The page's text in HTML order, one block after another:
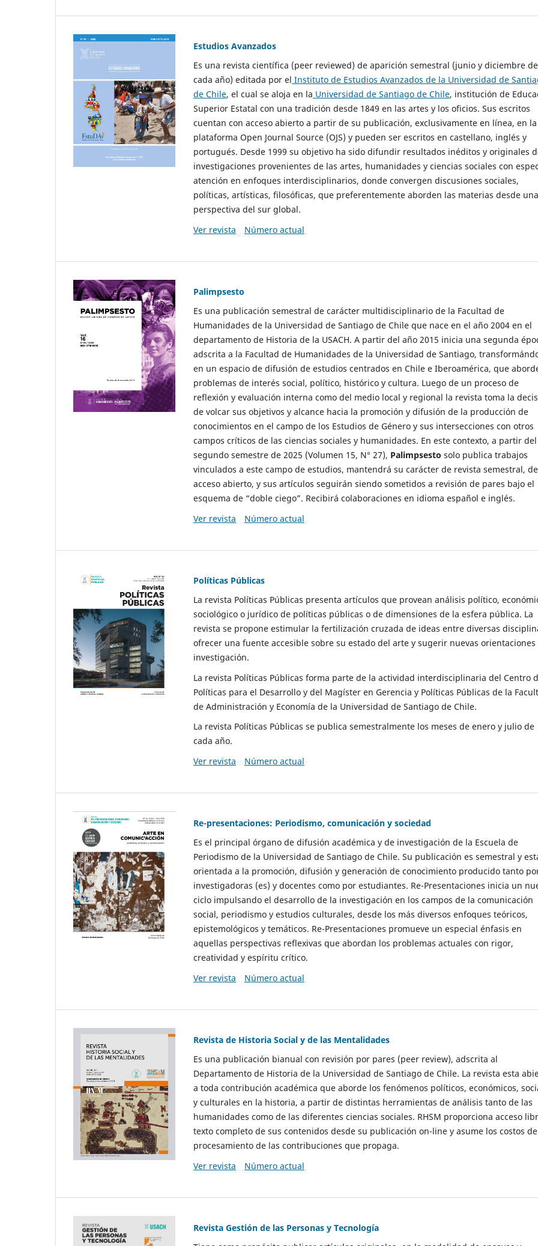
Estudios Avanzados
Es una revista científica (peer reviewed) de aparición semestral (junio y diciembre de
cada año) editada por el Instituto de Estudios Avanzados de la Universidad de
de Chile, el cual se aloja en la Universidad de Santiago de Chile, institución de
Superior Estatal con una tradición desde 1849 en las artes y los oficios. Sus escritos
cuentan con acceso abierto a partir de su publicación, exclusivamente en línea, en la
plataforma Open Journal Source (OJS) y pueden ser escritos en castellano, inglés y
portugués. Desde 1999 su objetivo ha sido difundir resultados inéditos y originales
investigaciones provenientes de las artes, humanidades y ciencias sociales con
atención en enfoques interdisciplinarios, donde convergen discusiones sociales,
políticas, artísticas, filosóficas, que preferentemente aborden las materias desde una
perspectiva del sur global.
Ver revista
Número actual
Palimpsesto
Es una publicación semestral de carácter multidisciplinario de la Facultad de
Humanidades de la Universidad de Santiago de Chile que nace en el año 2004 en el
departamento de Historia de la USACH. A partir del año 2015 inicia una segunda
adscrita a la Facultad de Humanidades de la Universidad de Santiago,
en un espacio de difusión de estudios centrados en Chile e Iberoamérica, que
problemas de interés social, político, histórico y cultura. Luego de un proceso de
reflexión y evaluación interna como del medio local y regional la revista toma la
de volcar sus objetivos y alcance hacia la promoción y difusión de la producción de
conocimientos en el campo de los Estudios de Género y sus intersecciones con otros
campos críticos de las ciencias sociales y humanidades. En este contexto, a partir del
segundo semestre de 2025 (Volumen 15, N° 27), Palimpsesto solo publica trabajos
vinculados a este campo de estudios, mantendrá su carácter de revista semestral, de
acceso abierto, y sus artículos seguirán siendo sometidos a revisión de pares bajo el
esquema de “doble ciego”. Recibirá colaboraciones en idioma español e inglés.
Ver revista
Número actual
Políticas Públicas
La revista Políticas Públicas presenta artículos que provean análisis político,
sociológico o jurídico de políticas públicas o de dimensiones de la esfera pública. La
revista se propone estimular la fertilización cruzada de ideas entre diversas
ofrecer una fuente accesible sobre su estado del arte y sugerir nuevas orientaciones
investigación.
La revista Políticas Públicas forma parte de la actividad interdisciplinaria del Centro
Políticas para el Desarrollo y del Magíster en Gerencia y Políticas Públicas de la
de Administración y Economía de la Universidad de Santiago de Chile.
La revista Políticas Públicas se publica semestralmente los meses de enero y julio de
cada año.
Ver revista
Número actual
Re-presentaciones: Periodismo, comunicación y sociedad
Es el principal órgano de difusión académica y de investigación de la Escuela de
Periodismo de la Universidad de Santiago de Chile. Su publicación es semestral y
orientada a la promoción, difusión y generación de conocimiento producido tanto
investigadoras (es) y docentes como por estudiantes. Re-Presentaciones inicia un
ciclo impulsando el desarrollo de la investigación en los campos de la comunicación
social, periodismo y estudios culturales, desde los más diversos enfoques teóricos,
epistemológicos y temáticos. Re-Presentaciones promueve un especial énfasis en
aquellas perspectivas reflexivas que abordan los problemas actuales con rigor,
creatividad y espíritu crítico.
Ver revista
Número actual
Revista de Historia Social y de las Mentalidades
Es una publicación bianual con revisión por pares (peer review), adscrita al
Departamento de Historia de la Universidad de Santiago de Chile. La revista esta
a toda contribución académica que aborde los fenómenos políticos, económicos,
y culturales en la historia, a partir de distintas herramientas de análisis tanto de las
humanidades como de las diferentes ciencias sociales. RHSM proporciona acceso
texto completo de sus contenidos desde su publicación on-line y asume los costos de
procesamiento de las contribuciones que propaga.
Ver revista
Número actual
Revista Gestión de las Personas y Tecnología